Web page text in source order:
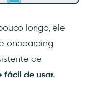
longo, ele
onboarding
de
fácil de usar.